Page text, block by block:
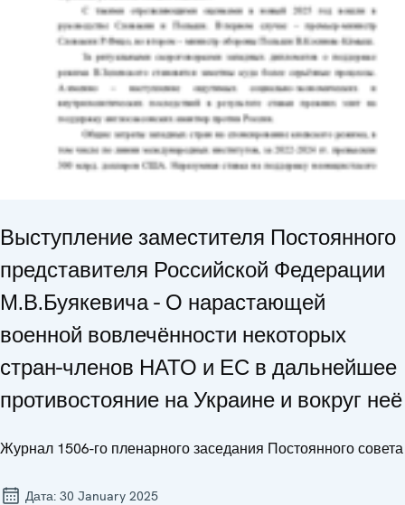
Выступление заместителя Постоянного
представителя Российской Федерации
М.В.Буякевича - О нарастающей
военной вовлечённости некоторых
стран-членов НАТО и ЕС в дальнейшее
противостояние на Украине и вокруг неё
Журнал 1506-го пленарного заседания Постоянного совета
Дата: 30 January 2025